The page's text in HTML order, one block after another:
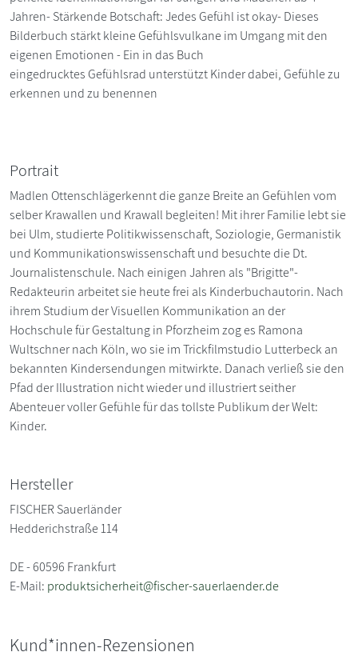
Jahren- Stärkende Botschaft: Jedes Gefühl ist okay- Dieses
Bilderbuch stärkt kleine Gefühlsvulkane im Umgang mit den
eigenen Emotionen - Ein in das Buch
eingedrucktes Gefühlsrad unterstützt Kinder dabei, Gefühle zu
erkennen und zu benennen
Portrait
Madlen Ottenschlägerkennt die ganze Breite an Gefühlen vom
selber Krawallen und Krawall begleiten! Mit ihrer Familie lebt sie
bei Ulm, studierte Politikwissenschaft, Soziologie, Germanistik
und Kommunikationswissenschaft und besuchte die Dt.
Journalistenschule. Nach einigen Jahren als "Brigitte"-
Redakteurin arbeitet sie heute frei als Kinderbuchautorin. Nach
ihrem Studium der Visuellen Kommunikation an der
Hochschule für Gestaltung in Pforzheim zog es Ramona
Wultschner nach Köln, wo sie im Trickfilmstudio Lutterbeck an
bekannten Kindersendungen mitwirkte. Danach verließ sie den
Pfad der Illustration nicht wieder und illustriert seither
Abenteuer voller Gefühle für das tollste Publikum der Welt:
Kinder.
Hersteller
FISCHER Sauerländer
Hedderichstraße 114
DE - 60596 Frankfurt
E-Mail: produktsicherheit@fischer-sauerlaender.de
Kund*innen-Rezensionen